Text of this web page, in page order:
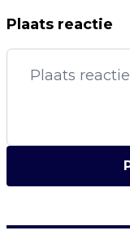
Plaats reactie